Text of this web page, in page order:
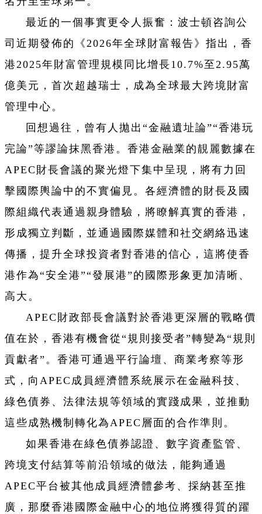
最近的一個事實更令人振奮：波士頓咨詢公
司近期發佈的《2026年全球財富報告》指出，香
港2025年財富管理規模同比增長10.7%至2.95萬
億美元，首次超越瑞士，成為全球最大跨境財富
管理中心。
回想過往，曾有人拋出“金融遺址論”“香港玩
完論”等謬論抹黑香港。香港金融業的靚麗數據在
APEC財長會議的聚光燈下集中呈現，將有力回
擊國際輿論中的不實偏見。各經濟體的財長及國
際組織代表通過親身體驗，將瞭解真實的香港，
形成獨立判斷，並通過國際媒體和社交網絡迅速
傳播，提升全球投資者對香港的信心，這將使香
港作為“安全港”“發展港”的國際形象更加清晰、
高大。
APEC財政部長會議對於香港更深層的戰略價
值在於，香港有機會從“規則接受者”轉變為“規則
貢獻者”。香港可通過平行論壇、商業考察等形
式，向APEC成員經濟體系統展示在金融科技、
綠色債券、法律法規等領域的實踐成果，並推動
這些成熟機制轉化為APEC層面的合作準則。
如果香港在綠色債券認證、數字資產監管、
跨境支付結算等前沿領域的做法，能夠通過
APEC平台被其他成員經濟體參考、採納甚至推
廣，那麼香港國際金融中心的地位將獲得質的躍